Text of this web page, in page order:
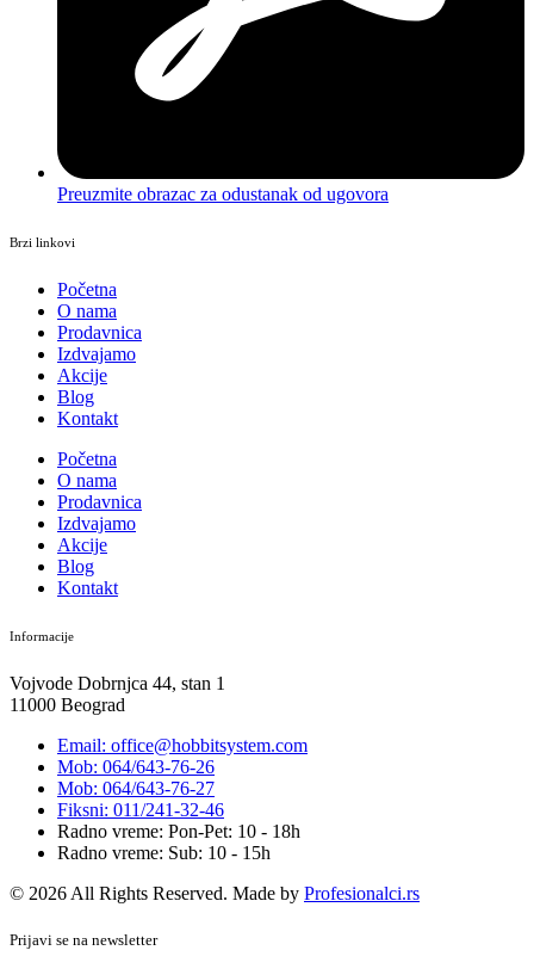
Preuzmite obrazac za odustanak od ugovora
Brzi linkovi
Početna
O nama
Prodavnica
Izdvajamo
Akcije
Blog
Kontakt
Početna
O nama
Prodavnica
Izdvajamo
Akcije
Blog
Kontakt
Informacije
Vojvode Dobrnjca 44, stan 1
11000 Beograd
Email: office@hobbitsystem.com
Mob: 064/643-76-26
Mob: 064/643-76-27
Fiksni: 011/241-32-46
Radno vreme: Pon-Pet: 10 - 18h
Radno vreme: Sub: 10 - 15h
© 2026 All Rights Reserved. Made by Profesionalci.rs
Prijavi se na newsletter